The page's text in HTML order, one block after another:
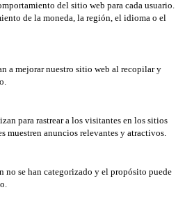
del sitio web para cada usuario.
de la moneda, la región, el idioma o el
a mejorar nuestro sitio web al recopilar y
para rastrear a los visitantes en los sitios
muestren anuncios relevantes y atractivos.
no se han categorizado y el propósito puede